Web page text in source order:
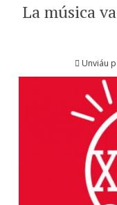
La música
Unviáu